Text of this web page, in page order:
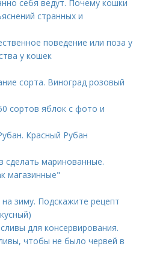
себя ведут. Почему кошки
странных и
поведение или поза у
у кошек
сорта. Виноград розовый
сортов яблок с фото и
Красный Рубан
сделать маринованные.
магазинные"
зиму. Подскажите рецепт
для консервирования.
чтобы не было червей в